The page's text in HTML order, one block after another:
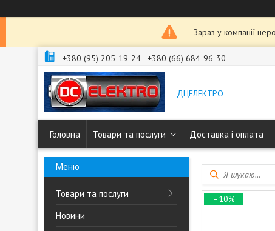
Зараз у компанії
+380 (95) 205-19-24 +380 (66) 684-96-30
ДЦЕЛЕКТРО
Головна Товари та послуги Доставка і оплата
Товари та послуги
Новини
–10%